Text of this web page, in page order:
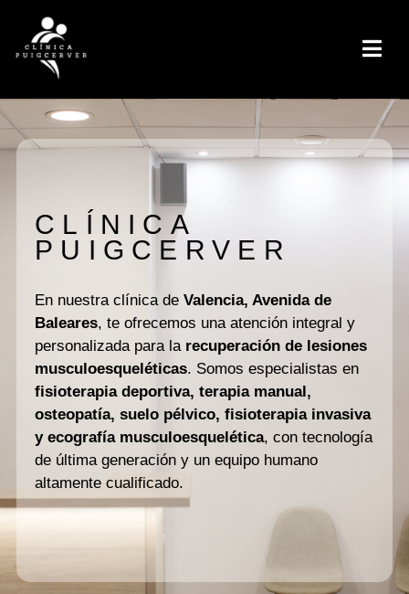
CLÍNICA
PUIGCERVER
En nuestra clínica de Valencia, Avenida de
Baleares, te ofrecemos una atención integral y
personalizada para la recuperación de lesiones
musculoesqueléticas. Somos especialistas en
fisioterapia deportiva, terapia manual,
osteopatía, suelo pélvico, fisioterapia invasiva
y ecografía musculoesquelética, con tecnología
de última generación y un equipo humano
altamente cualificado.